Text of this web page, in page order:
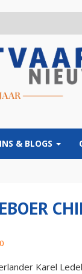
& BLOGS
Karel